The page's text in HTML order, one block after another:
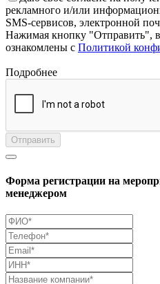
рекламного и/или
SMS-сервисов, электронной
Нажимая кнопку "Отправить",
ознакомлены с Политикой
Подробнее
Отправить
Форма регистрации на
менеджером